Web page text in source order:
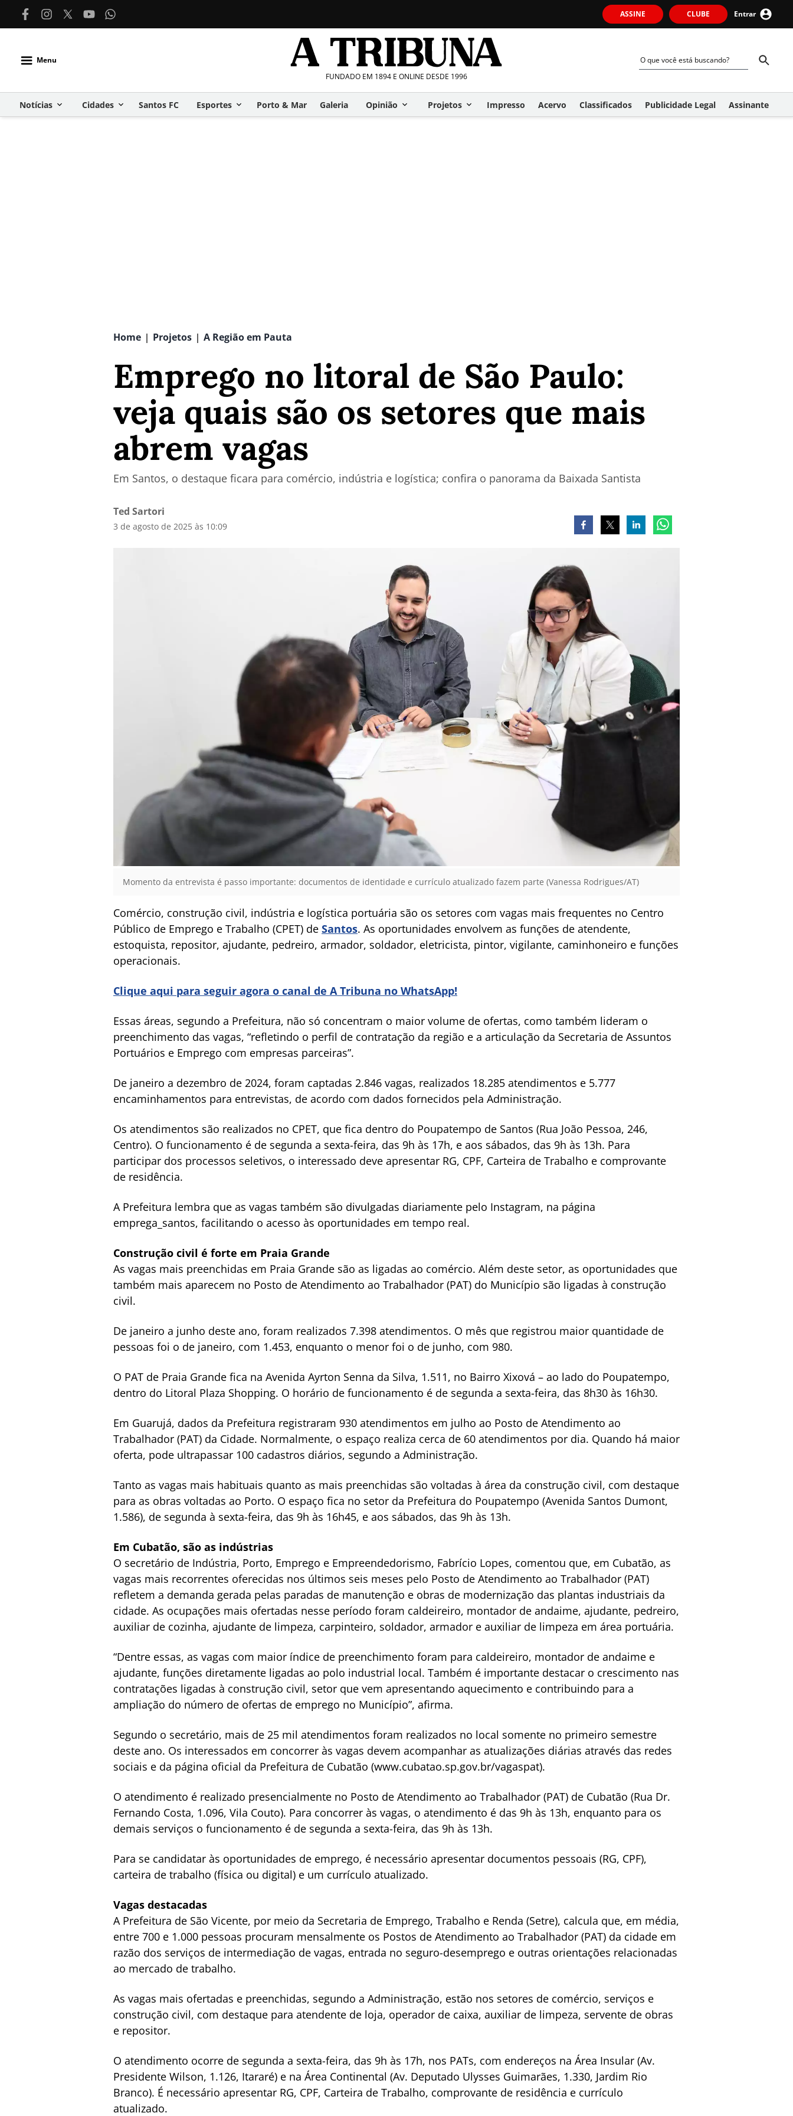
ASSINE CLUBE Entrar
Menu
FUNDADO EM 1894 E ONLINE DESDE 1996
Notícias Cidades Santos FC Esportes Porto & Mar Galeria Opinião Projetos Impresso Acervo Classificados Publicidade Legal Assinante
Home | Projetos | A Região em Pauta
Emprego no litoral de São Paulo:
veja quais são os setores que mais
abrem vagas
Em Santos, o destaque ficara para comércio, indústria e logística; confira o panorama da Baixada Santista
Ted Sartori
3 de agosto de 2025 às 10:09
Momento da entrevista é passo importante: documentos de identidade e currículo atualizado fazem parte (Vanessa Rodrigues/AT)
Comércio, construção civil, indústria e logística portuária são os setores com vagas mais frequentes no Centro
Público de Emprego e Trabalho (CPET) de Santos. As oportunidades envolvem as funções de atendente,
estoquista, repositor, ajudante, pedreiro, armador, soldador, eletricista, pintor, vigilante, caminhoneiro e funções
operacionais.
Clique aqui para seguir agora o canal de A Tribuna no WhatsApp!
Essas áreas, segundo a Prefeitura, não só concentram o maior volume de ofertas, como também lideram o
preenchimento das vagas, “refletindo o perfil de contratação da região e a articulação da Secretaria de Assuntos
Portuários e Emprego com empresas parceiras”.
De janeiro a dezembro de 2024, foram captadas 2.846 vagas, realizados 18.285 atendimentos e 5.777
encaminhamentos para entrevistas, de acordo com dados fornecidos pela Administração.
Os atendimentos são realizados no CPET, que fica dentro do Poupatempo de Santos (Rua João Pessoa, 246,
Centro). O funcionamento é de segunda a sexta-feira, das 9h às 17h, e aos sábados, das 9h às 13h. Para
participar dos processos seletivos, o interessado deve apresentar RG, CPF, Carteira de Trabalho e comprovante
de residência.
A Prefeitura lembra que as vagas também são divulgadas diariamente pelo Instagram, na página
emprega_santos, facilitando o acesso às oportunidades em tempo real.
Construção civil é forte em Praia Grande
As vagas mais preenchidas em Praia Grande são as ligadas ao comércio. Além deste setor, as oportunidades que
também mais aparecem no Posto de Atendimento ao Trabalhador (PAT) do Município são ligadas à construção
civil.
De janeiro a junho deste ano, foram realizados 7.398 atendimentos. O mês que registrou maior quantidade de
pessoas foi o de janeiro, com 1.453, enquanto o menor foi o de junho, com 980.
O PAT de Praia Grande fica na Avenida Ayrton Senna da Silva, 1.511, no Bairro Xixová – ao lado do Poupatempo,
dentro do Litoral Plaza Shopping. O horário de funcionamento é de segunda a sexta-feira, das 8h30 às 16h30.
Em Guarujá, dados da Prefeitura registraram 930 atendimentos em julho ao Posto de Atendimento ao
Trabalhador (PAT) da Cidade. Normalmente, o espaço realiza cerca de 60 atendimentos por dia. Quando há maior
oferta, pode ultrapassar 100 cadastros diários, segundo a Administração.
Tanto as vagas mais habituais quanto as mais preenchidas são voltadas à área da construção civil, com destaque
para as obras voltadas ao Porto. O espaço fica no setor da Prefeitura do Poupatempo (Avenida Santos Dumont,
1.586), de segunda à sexta-feira, das 9h às 16h45, e aos sábados, das 9h às 13h.
Em Cubatão, são as indústrias
O secretário de Indústria, Porto, Emprego e Empreendedorismo, Fabrício Lopes, comentou que, em Cubatão, as
vagas mais recorrentes oferecidas nos últimos seis meses pelo Posto de Atendimento ao Trabalhador (PAT)
refletem a demanda gerada pelas paradas de manutenção e obras de modernização das plantas industriais da
cidade. As ocupações mais ofertadas nesse período foram caldeireiro, montador de andaime, ajudante, pedreiro,
auxiliar de cozinha, ajudante de limpeza, carpinteiro, soldador, armador e auxiliar de limpeza em área portuária.
“Dentre essas, as vagas com maior índice de preenchimento foram para caldeireiro, montador de andaime e
ajudante, funções diretamente ligadas ao polo industrial local. Também é importante destacar o crescimento nas
contratações ligadas à construção civil, setor que vem apresentando aquecimento e contribuindo para a
ampliação do número de ofertas de emprego no Município”, afirma.
Segundo o secretário, mais de 25 mil atendimentos foram realizados no local somente no primeiro semestre
deste ano. Os interessados em concorrer às vagas devem acompanhar as atualizações diárias através das redes
sociais e da página oficial da Prefeitura de Cubatão (www.cubatao.sp.gov.br/vagaspat).
O atendimento é realizado presencialmente no Posto de Atendimento ao Trabalhador (PAT) de Cubatão (Rua Dr.
Fernando Costa, 1.096, Vila Couto). Para concorrer às vagas, o atendimento é das 9h às 13h, enquanto para os
demais serviços o funcionamento é de segunda a sexta-feira, das 9h às 13h.
Para se candidatar às oportunidades de emprego, é necessário apresentar documentos pessoais (RG, CPF),
carteira de trabalho (física ou digital) e um currículo atualizado.
Vagas destacadas
A Prefeitura de São Vicente, por meio da Secretaria de Emprego, Trabalho e Renda (Setre), calcula que, em média,
entre 700 e 1.000 pessoas procuram mensalmente os Postos de Atendimento ao Trabalhador (PAT) da cidade em
razão dos serviços de intermediação de vagas, entrada no seguro-desemprego e outras orientações relacionadas
ao mercado de trabalho.
As vagas mais ofertadas e preenchidas, segundo a Administração, estão nos setores de comércio, serviços e
construção civil, com destaque para atendente de loja, operador de caixa, auxiliar de limpeza, servente de obras
e repositor.
O atendimento ocorre de segunda a sexta-feira, das 9h às 17h, nos PATs, com endereços na Área Insular (Av.
Presidente Wilson, 1.126, Itararé) e na Área Continental (Av. Deputado Ulysses Guimarães, 1.330, Jardim Rio
Branco). É necessário apresentar RG, CPF, Carteira de Trabalho, comprovante de residência e currículo
atualizado.